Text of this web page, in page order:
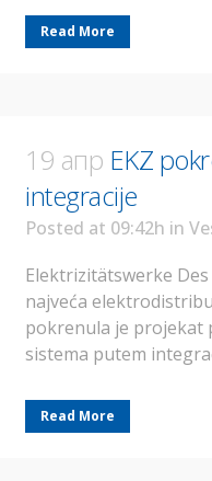
Read More
19 апр EKZ
integracije
Posted at 09:42h in
Elektrizitätswerke
najveća
pokrenula je projekat
sistema putem
Read More